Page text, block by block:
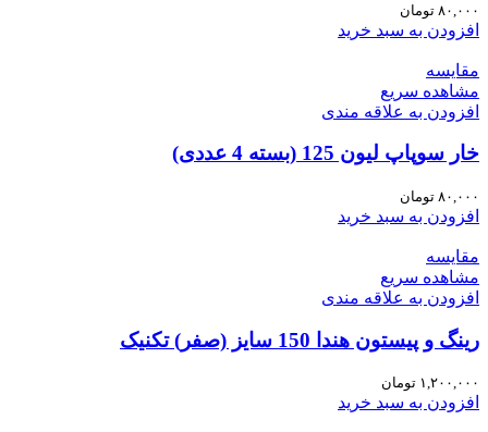
۸۰,۰۰۰ تومان
افزودن به سبد خرید
مقایسه
مشاهده سریع
افزودن به علاقه مندی
خار سوپاپ لیون 125 (بسته 4 عددی)
۸۰,۰۰۰ تومان
افزودن به سبد خرید
مقایسه
مشاهده سریع
افزودن به علاقه مندی
رینگ و پیستون هندا 150 سایز (صفر) تکنیک
۱,۲۰۰,۰۰۰ تومان
افزودن به سبد خرید